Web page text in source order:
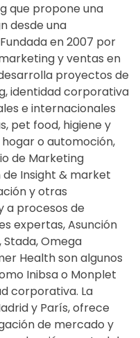
que propone una
desde una
en 2007 por
y ventas en
proyectos de
identidad corporativa
e internacionales
pet food, higiene y
o automoción,
de Marketing
de Insight & market
y otras
a procesos de
expertas, Asunción
Stada, Omega
Health son algunos
Inibsa o Monplet
corporativa. La
y París, ofrece
de mercado y